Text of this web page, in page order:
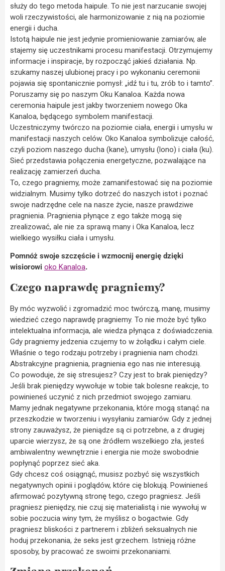
służy do tego metoda haipule. To nie jest narzucanie swojej
woli rzeczywistości, ale harmonizowanie z nią na poziomie
energii i ducha.
Istotą haipule nie jest jedynie promieniowanie zamiarów, ale
stajemy się uczestnikami procesu manifestacji. Otrzymujemy
informacje i inspiracje, by rozpocząć jakieś działania. Np.
szukamy naszej ulubionej pracy i po wykonaniu ceremonii
pojawia się spontanicznie pomysł: „idź tu i tu, zrób to i tamto”.
Poruszamy się po naszym Oku Kanaloa. Każda nowa
ceremonia haipule jest jakby tworzeniem nowego Oka
Kanaloa, będącego symbolem manifestacji.
Uczestniczymy twórczo na poziomie ciała, energii i umysłu w
manifestacji naszych celów. Oko Kanaloa symbolizuje całość,
czyli poziom naszego ducha (kane), umysłu (lono) i ciała (ku).
Sieć przedstawia połączenia energetyczne, pozwalające na
realizację zamierzeń ducha.
To, czego pragniemy, może zamanifestować się na poziomie
widzialnym. Musimy tylko dotrzeć do naszych istot i poznać
swoje nadrzędne cele na nasze życie, nasze prawdziwe
pragnienia. Pragnienia płynące z ego także mogą się
zrealizować, ale nie za sprawą many i Oka Kanaloa, lecz
wielkiego wysiłku ciała i umysłu.
Pomnóż swoje szczęście i wzmocnij energię dzięki
wisiorowi oko Kanaloa.
Czego naprawdę pragniemy?
By móc wyzwolić i zgromadzić moc twórczą, manę, musimy
wiedzieć czego naprawdę pragniemy. To nie może być tylko
intelektualna informacja, ale wiedza płynąca z doświadczenia.
Gdy pragniemy jedzenia czujemy to w żołądku i całym ciele.
Właśnie o tego rodzaju potrzeby i pragnienia nam chodzi.
Abstrakcyjne pragnienia, pragnienia ego nas nie interesują.
Co powoduje, że się stresujesz? Czy jest to brak pieniędzy?
Jeśli brak pieniędzy wywołuje w tobie tak bolesne reakcje, to
powinieneś uczynić z nich przedmiot swojego zamiaru.
Mamy jednak negatywne przekonania, które mogą stanąć na
przeszkodzie w tworzeniu i wysyłaniu zamiarów. Gdy z jednej
strony zauważysz, że pieniądze są ci potrzebne, a z drugiej
uparcie wierzysz, że są one źródłem wszelkiego zła, jesteś
ambiwalentny wewnętrznie i energia nie może swobodnie
popłynąć poprzez sieć aka.
Gdy chcesz coś osiągnąć, musisz pozbyć się wszystkich
negatywnych opinii i poglądów, które cię blokują. Powinieneś
afirmować pozytywną stronę tego, czego pragniesz. Jeśli
pragniesz pieniędzy, nie czuj się materialistą i nie wywołuj w
sobie poczucia winy tym, że myślisz o bogactwie. Gdy
pragniesz bliskości z partnerem i zbliżeń seksualnych nie
hoduj przekonania, że seks jest grzechem. Istnieją różne
sposoby, by pracować ze swoimi przekonaniami.